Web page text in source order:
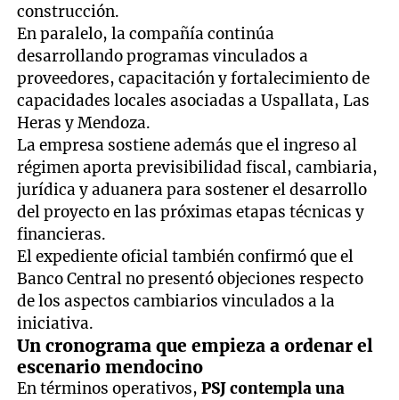
construcción.
En paralelo, la compañía continúa
desarrollando programas vinculados a
proveedores, capacitación y fortalecimiento de
capacidades locales asociadas a Uspallata, Las
Heras y Mendoza.
La empresa sostiene además que el ingreso al
régimen aporta previsibilidad fiscal, cambiaria,
jurídica y aduanera para sostener el desarrollo
del proyecto en las próximas etapas técnicas y
financieras.
El expediente oficial también confirmó que el
Banco Central no presentó objeciones respecto
de los aspectos cambiarios vinculados a la
iniciativa.
Un cronograma que empieza a ordenar el
escenario mendocino
En términos operativos,PSJ contempla una